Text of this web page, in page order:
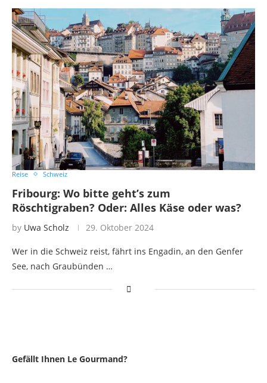
Reise Schweiz
Fribourg: Wo bitte geht’s zum
Röschtigraben? Oder: Alles Käse oder was?
by Uwa Scholz 29. Oktober 2024
Wer in die Schweiz reist, fährt ins Engadin, an den Genfer
See, nach Graubünden …
Gefällt Ihnen Le Gourmand?